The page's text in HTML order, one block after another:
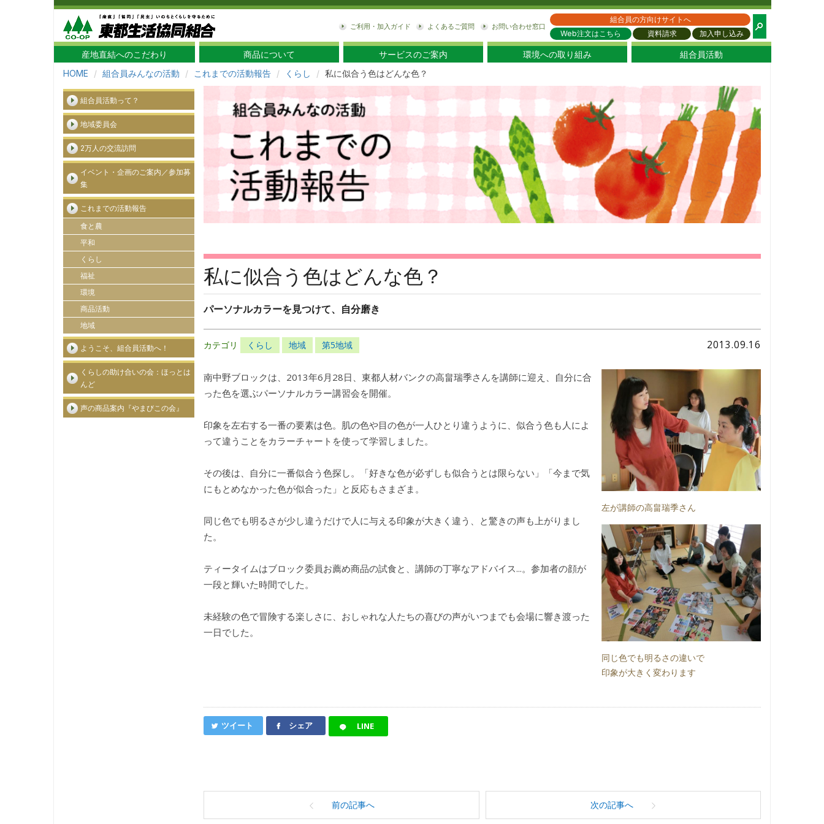
東都生協
ご利用・加入ガイド よくあるご質問 お問い合わせ窓口
組合員の方向けサイトへ
Web注文はこちら
資料請求 加入申し込み
産地直結へのこだわり 商品について サービスのご案内 環境への取り組み 組合員活動
HOME 組合員みんなの活動 これまでの活動報告 くらし 私に似合う色はどんな色？
組合員活動って？
地域委員会
2万人の交流訪問
イベント・企画のご案内／参加募
集
これまでの活動報告
食と農
平和
くらし
福祉
環境
商品活動
地域
ようこそ、組合員活動へ！
くらしの助け合いの会：ほっとは
んど
声の商品案内『やまびこの会』
私に似合う色はどんな色？
パーソナルカラーを見つけて、自分磨き
2013.09.16
カテゴリ くらし 地域 第5地域
左が講師の高畠瑞季さん
同じ色でも明るさの違いで
印象が大きく変わります
南中野ブロックは、2013年6月28日、東都人材バンクの高畠瑞季さんを講師に迎え、自分に合
った色を選ぶパーソナルカラー講習会を開催。
印象を左右する一番の要素は色。肌の色や目の色が一人ひとり違うように、似合う色も人によ
って違うことをカラーチャートを使って学習しました。
その後は、自分に一番似合う色探し。「好きな色が必ずしも似合うとは限らない」「今まで気
にもとめなかった色が似合った」と反応もさまざま。
同じ色でも明るさが少し違うだけで人に与える印象が大きく違う、と驚きの声も上がりまし
た。
ティータイムはブロック委員お薦め商品の試食と、講師の丁寧なアドバイス...。参加者の顔が
一段と輝いた時間でした。
未経験の色で冒険する楽しさに、おしゃれな人たちの喜びの声がいつまでも会場に響き渡った
一日でした。
ツイート シェア LINE
前の記事へ 次の記事へ